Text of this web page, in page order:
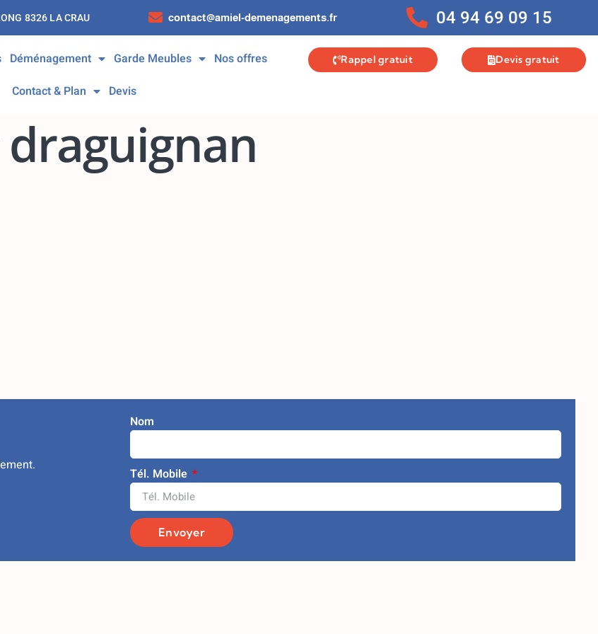
8326 LA CRAU contact@amiel-demenagements.fr 04 94 69 09 15
Déménagement Garde Meubles
Nos offres
Contact & Plan
Devis
Rappel gratuit Devis gratuit
Nom
Tél. Mobile
Envoyer